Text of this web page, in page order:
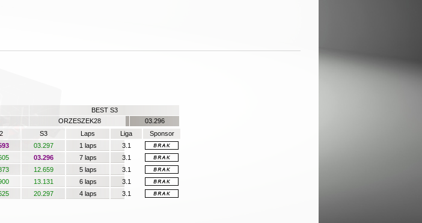
BEST S3
ORZESZEK28
03.296
S3 Laps Liga
Sponsor
03.297 1 laps
3.1
03.296 7 laps
3.1
12.659 5 laps
3.1
13.131 6 laps
3.1
20.297 4 laps 3.1